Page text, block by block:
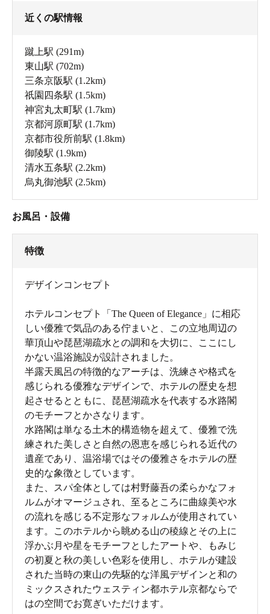
近くの駅情報
蹴上駅 (291m)
東山駅 (702m)
三条京阪駅 (1.2km)
祇園四条駅 (1.5km)
神宮丸太町駅 (1.7km)
京都河原町駅 (1.7km)
京都市役所前駅 (1.8km)
御陵駅 (1.9km)
清水五条駅 (2.2km)
烏丸御池駅 (2.5km)
お風呂・設備
特徴
デザインコンセプト
ホテルコンセプト「The Queen of Elegance」に相応
しい優雅で気品のある佇まいと、この立地周辺の
華頂山や琵琶湖疏水との調和を大切に、ここにし
かない温浴施設が設計されました。
半露天風呂の特徴的なアーチは、洗練さや格式を
感じられる優雅なデザインで、ホテルの歴史を想
起させるとともに、琵琶湖疏水を代表する水路閣
のモチーフとかさなります。
水路閣は単なる土木的構造物を超えて、優雅で洗
練された美しさと自然の恩恵を感じられる近代の
遺産であり、温浴場ではその優雅さをホテルの歴
史的な象徴としています。
また、スパ全体としては村野藤吾の柔らかなフォ
ルムがオマージュされ、至るところに曲線美や水
の流れを感じる不定形なフォルムが使用されてい
ます。このホテルから眺める山の稜線とその上に
浮かぶ月や星をモチーフとしたアートや、もみじ
の初夏と秋の美しい色彩を使用し、ホテルが建設
された当時の東山の先駆的な洋風デザインと和の
ミックスされたウェスティン都ホテル京都ならで
はの空間でお寛ぎいただけます。